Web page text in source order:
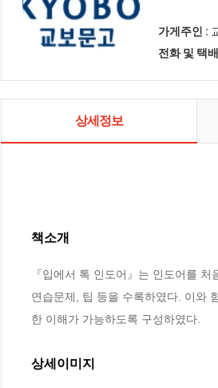
가게주인 :
전화 및 택
상세정보
책소개
『입에서 톡 인도어』는 인도어를
연습문제, 팁 등을 수록하였다. 이와
한 이해가 가능하도록 구성하였다.
상세이미지